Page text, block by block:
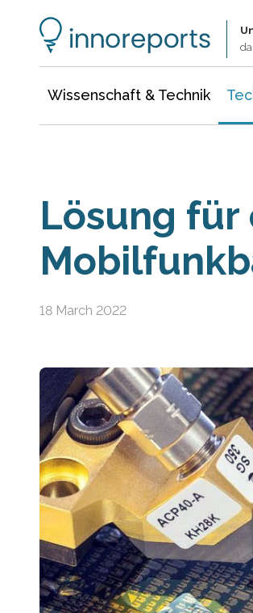
Wissenschaft & Technik
Lösung für
18 March 2022